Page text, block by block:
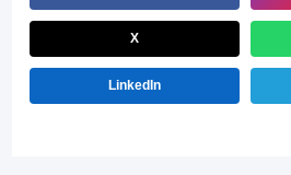
X
LinkedIn